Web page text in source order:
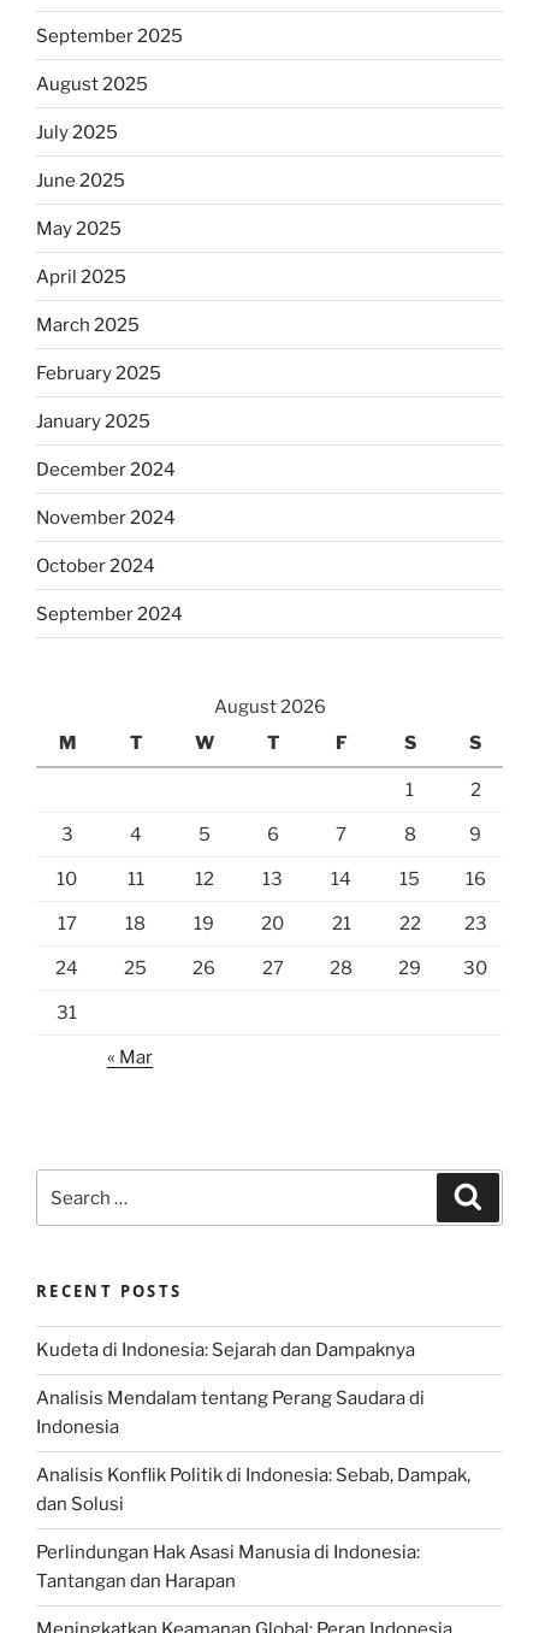
September 2025
August 2025
July 2025
June 2025
May 2025
April 2025
March 2025
February 2025
January 2025
December 2024
November 2024
October 2024
September 2024
August 2026
M
T W T F S S
1 2
3 4 5 6 7 8 9
10 11 12 13 14 15 16
17 18 19 20 21 22 23
24 25 26 27 28 29 30
31
« Mar
for:
RECENT POSTS
Kudeta di Indonesia: Sejarah dan Dampaknya
Analisis Mendalam tentang Perang Saudara di
Indonesia
Analisis Konflik Politik di Indonesia: Sebab, Dampak,
dan Solusi
Perlindungan Hak Asasi Manusia di Indonesia:
Tantangan dan Harapan